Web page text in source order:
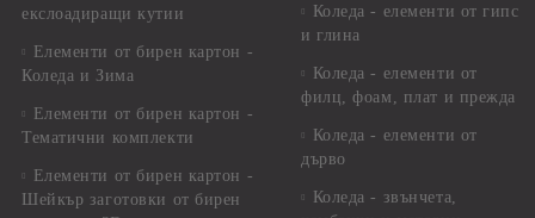
екслоадиращи кутии
Елементи от бирен картон -
Коледа и Зима
Елементи от бирен картон -
Тематични комплекти
Елементи от бирен картон -
Шейкър заготовки от бирен
Коледа - елементи от гипс
и глина
Коледа - елементи от
филц, фоам, плат и прежда
Коледа - елементи от
дърво
Коледа - звънчета,